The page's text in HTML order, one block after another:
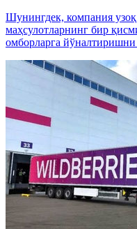
Шунингдек, компания узоқ
маҳсулотларнинг бир
омборларга